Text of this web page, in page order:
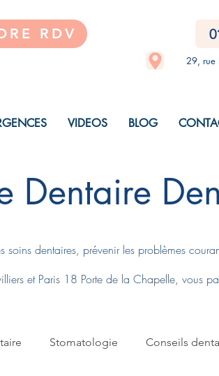
RDV
29, rue
VIDEOS BLOG
Dentaire
dentaires, prévenir les problèmes
et Paris 18 Porte de la Chapelle, vous
Stomatologie Conseils